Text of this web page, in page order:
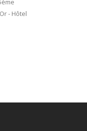
- Hôtel